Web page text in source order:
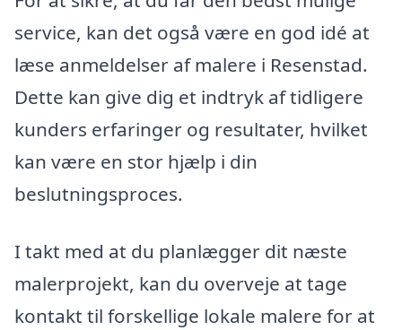
service, kan det også være en god idé at
læse anmeldelser af malere i Resenstad.
Dette kan give dig et indtryk af tidligere
kunders erfaringer og resultater, hvilket
kan være en stor hjælp i din
beslutningsproces.
I takt med at du planlægger dit næste
malerprojekt, kan du overveje at tage
kontakt til forskellige lokale malere for at